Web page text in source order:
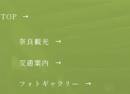
TOP
奈良観光
交通案内
フォトギャラリー